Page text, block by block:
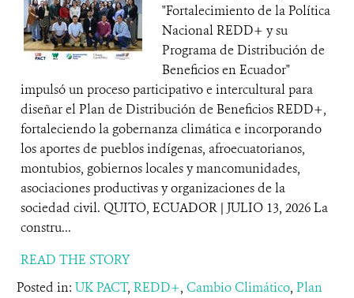
"Fortalecimiento de la Política
Nacional REDD+ y su
Programa de Distribución de
Beneficios en Ecuador"
impulsó un proceso participativo e intercultural para
diseñar el Plan de Distribución de Beneficios REDD+,
fortaleciendo la gobernanza climática e incorporando
los aportes de pueblos indígenas, afroecuatorianos,
montubios, gobiernos locales y mancomunidades,
asociaciones productivas y organizaciones de la
sociedad civil. QUITO, ECUADOR | JULIO 13, 2026 La
constru...
READ THE STORY
Posted in: UK PACT, REDD+, Cambio Climático, Plan